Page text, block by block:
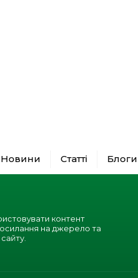
Новини Статті Блоги
контент
на джерело та